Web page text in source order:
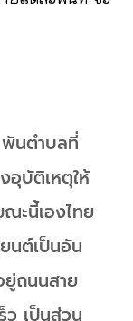
พันตำบลที่
อุบัติเหตุให้
ะนี้เองไทย
นต์เป็นอัน
ถนนสาย
ว เป็นส่วน